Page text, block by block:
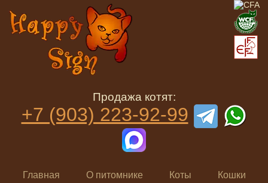
Продажа котят:
+7 (903) 223-92-99
Главная О питомнике Коты Кошки